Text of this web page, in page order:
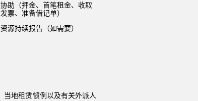
助（押金、首笔租金、收取
票、准备借记单）
源持续报告（如需要）
地租赁惯例以及有关外派人